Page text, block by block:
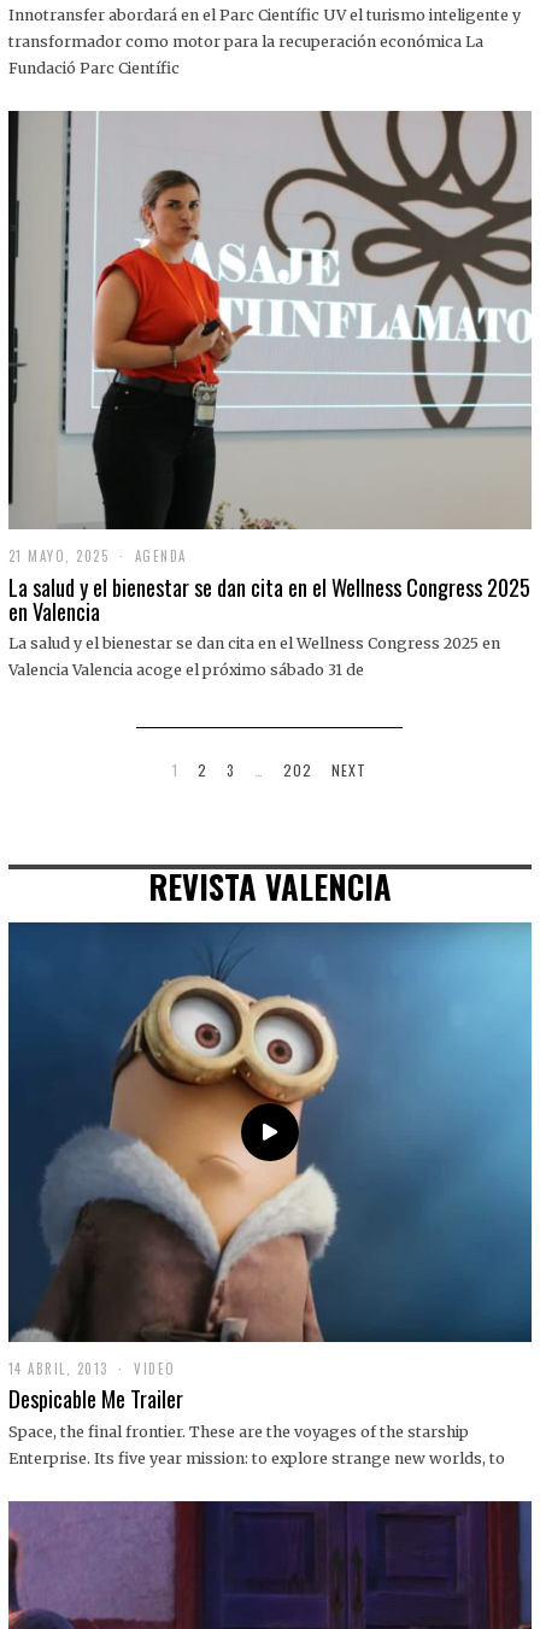
,
0
2
Innotransfer abordará en el Parc Científic UV el turismo inteligente y
transformador como motor para la recuperación económica La
Fundació Parc Científic
21 MAYO, 2025
1
M
O
,
AGENDA
La salud y el bienestar se dan cita en el Wellness Congress 2025
en Valencia
La salud y el bienestar se dan cita en el Wellness Congress 2025 en
Valencia Valencia acoge el próximo sábado 31 de
1 2 3 202 NEXT
REVISTA VALENCIA
14 ABRIL, 2013
9
D
C
I
1
VIDEO
Despicable Me Trailer
Space, the final frontier. These are the voyages of the starship
Enterprise. Its five year mission: to explore strange new worlds, to